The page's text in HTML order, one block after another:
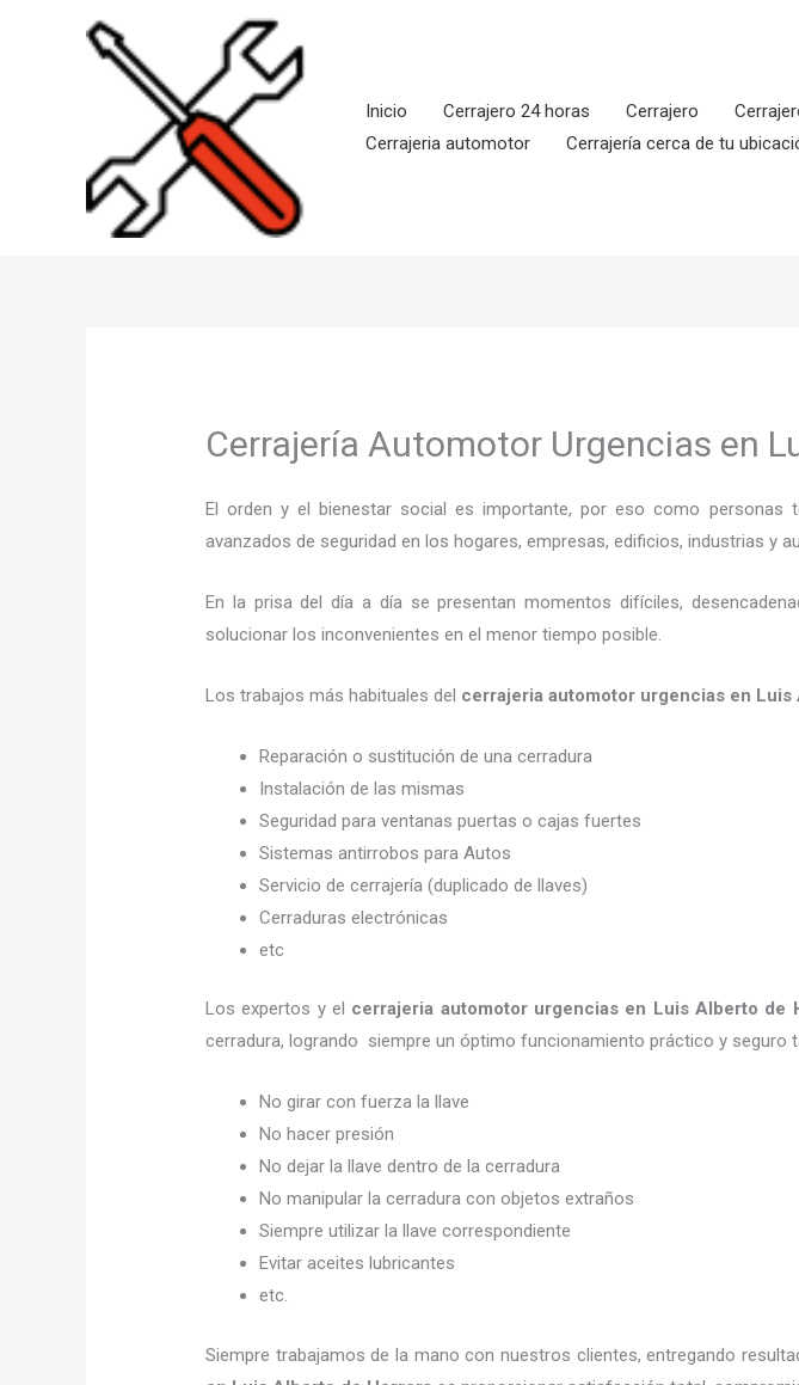
Inicio
Cerrajero 24 horas Cerrajero
Cerrajeria automotor
Cerrajería cerca de tu
Cerrajería Automotor Urgencias en
El orden y el bienestar social es importante, por eso como
avanzados de seguridad en los hogares, empresas, edificios, industrias y
En la prisa del día a día se presentan momentos difíciles,
solucionar los inconvenientes en el menor tiempo posible.
Los trabajos más habituales del cerrajeria automotor urgencias en Luis
Reparación o sustitución de una cerradura
Instalación de las mismas
Seguridad para ventanas puertas o cajas fuertes
Sistemas antirrobos para Autos
Servicio de cerrajería (duplicado de llaves)
Cerraduras electrónicas
etc
Los expertos y el cerrajeria automotor urgencias en Luis Alberto de
cerradura, logrando siempre un óptimo funcionamiento práctico y seguro
No girar con fuerza la llave
No hacer presión
No dejar la llave dentro de la cerradura
No manipular la cerradura con objetos extraños
Siempre utilizar la llave correspondiente
Evitar aceites lubricantes
etc.
Siempre trabajamos de la mano con nuestros clientes, entregando